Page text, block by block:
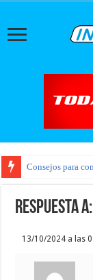
Consejos para
Respuesta
13/10/2024 a las